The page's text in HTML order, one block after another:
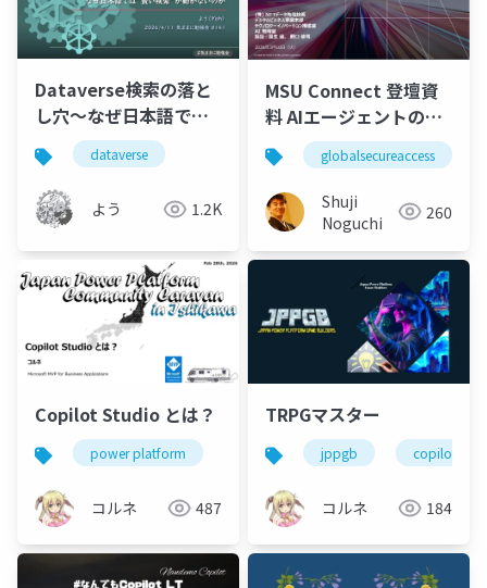
Dataverse検索の落と
し穴～なぜ日本語で
は"賢い検索"が動かな
いのか～
dataverse
よう 1.2K
MSU Connect 登壇資
料 AIエージェントのセ
キュリティ～Copilot
Studio 伴奏支援とGSA
による統制
globalsecureaccess
Shuji
Noguchi
260
Copilot Studio とは？
power platform jppcc_ish copilot studio
コルネ 487
TRPGマスター
jppgb copilot
コルネ 184